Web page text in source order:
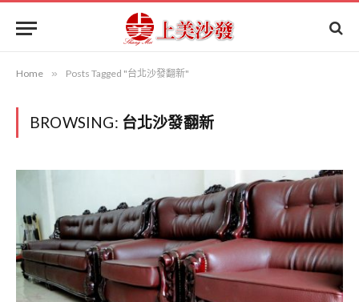
Home » Posts Tagged "台北沙發翻新"
BROWSING: 台北沙發翻新